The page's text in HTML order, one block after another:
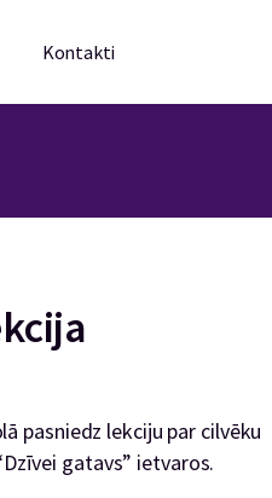
Kontakti
pasniedz lekciju par cilvēku
gatavs” ietvaros.